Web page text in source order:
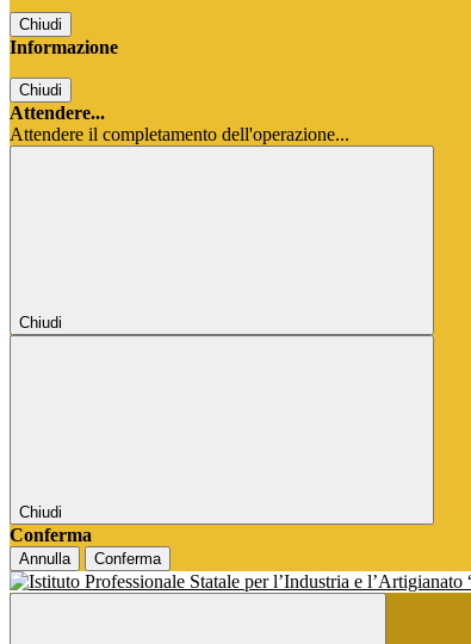
Chiudi
Informazione
Chiudi
Attendere...
Attendere il completamento dell'operazione...
Chiudi
Chiudi
Conferma
Annulla Conferma